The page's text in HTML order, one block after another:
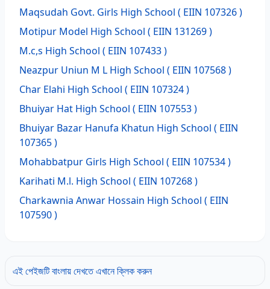
Maqsudah Govt. Girls High School ( EIIN 107326 )
Motipur Model High School ( EIIN 131269 )
M.c,s High School ( EIIN 107433 )
Neazpur Uniun M L High School ( EIIN 107568 )
Char Elahi High School ( EIIN 107324 )
Bhuiyar Hat High School ( EIIN 107553 )
Bhuiyar Bazar Hanufa Khatun High School ( EIIN
107365 )
Mohabbatpur Girls High School ( EIIN 107534 )
Karihati M.l. High School ( EIIN 107268 )
Charkawnia Anwar Hossain High School ( EIIN
107590 )
এই পেইজটি বাংলায় দেখতে এখানে ক্লিক করুন